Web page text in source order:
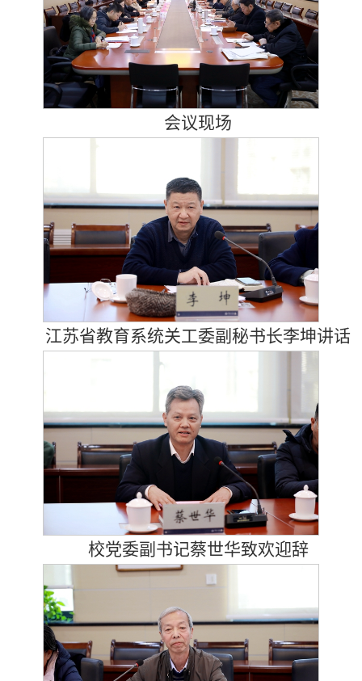
会议现场
江苏省教育系统关工委副秘书长李坤讲话
校党委副书记蔡世华致欢迎辞